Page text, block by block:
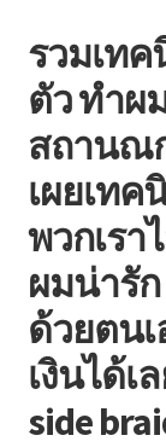
Skip
to
navigation
Skip
to
content
รวมเท
ตัว ทำผ
สถานณ
เผยเท
พวกเรา
ผมน่ารั
ด้วยตนเ
เงินได้เ
side